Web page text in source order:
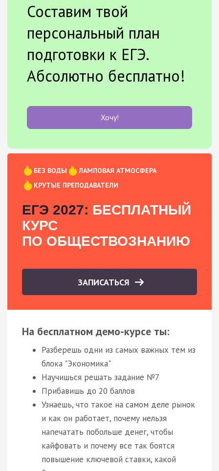
Составим твой
персональный план
подготовки к ЕГЭ.
Абсолютно бесплатно!
Хочу!
БЕЗ ВОДЫ
ЛАМПОВАЯ АТМОСФЕРА
КРУТЫЕ ПРЕПОДАВАТЕЛИ
ЕГЭ 2027: БЕСПЛАТНЫЙ
КУРС
ПО ОБЩЕСТВОЗНАНИЮ
ЗАПИСАТЬСЯ
На бесплатном демо-курсе ты:
Разберешь одни из самых важных тем из
блока "Экономика"
Научишься решать задание №7
Прибавишь до 20 баллов
Узнаешь, что такое на самом деле рынок
и как он работает, почему нельзя
напечатать побольше денег, чтобы
кайфовать и почему все так боятся
повышение ключевой ставки, какой